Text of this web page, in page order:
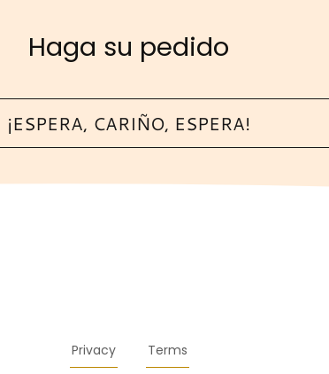
Haga su pedido
¡ESPERA, CARIÑO, ESPERA!
Privacy Terms